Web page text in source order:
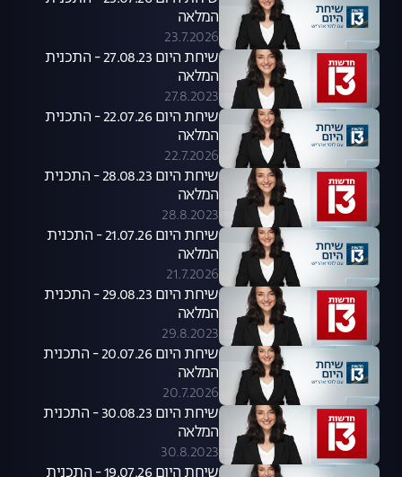
המלאה
23.7.2026
שיחת היום 27.08.23 - התכנית
המלאה
27.8.2023
שיחת היום 22.07.26 - התכנית
המלאה
22.7.2026
שיחת היום 28.08.23 - התכנית
המלאה
28.8.2023
שיחת היום 21.07.26 - התכנית
המלאה
21.7.2026
שיחת היום 29.08.23 - התכנית
המלאה
29.8.2023
שיחת היום 20.07.26 - התכנית
המלאה
20.7.2026
שיחת היום 30.08.23 - התכנית
המלאה
30.8.2023